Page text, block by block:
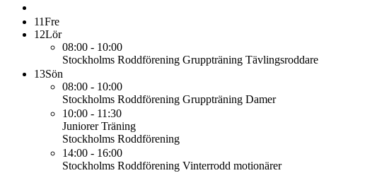
11Fre
12Lör
08:00 - 10:00
Stockholms Roddförening Gruppträning Tävlingsroddare
13Sön
08:00 - 10:00
Stockholms Roddförening Gruppträning Damer
10:00 - 11:30
Juniorer Träning
Stockholms Roddförening
14:00 - 16:00
Stockholms Roddförening Vinterrodd motionärer